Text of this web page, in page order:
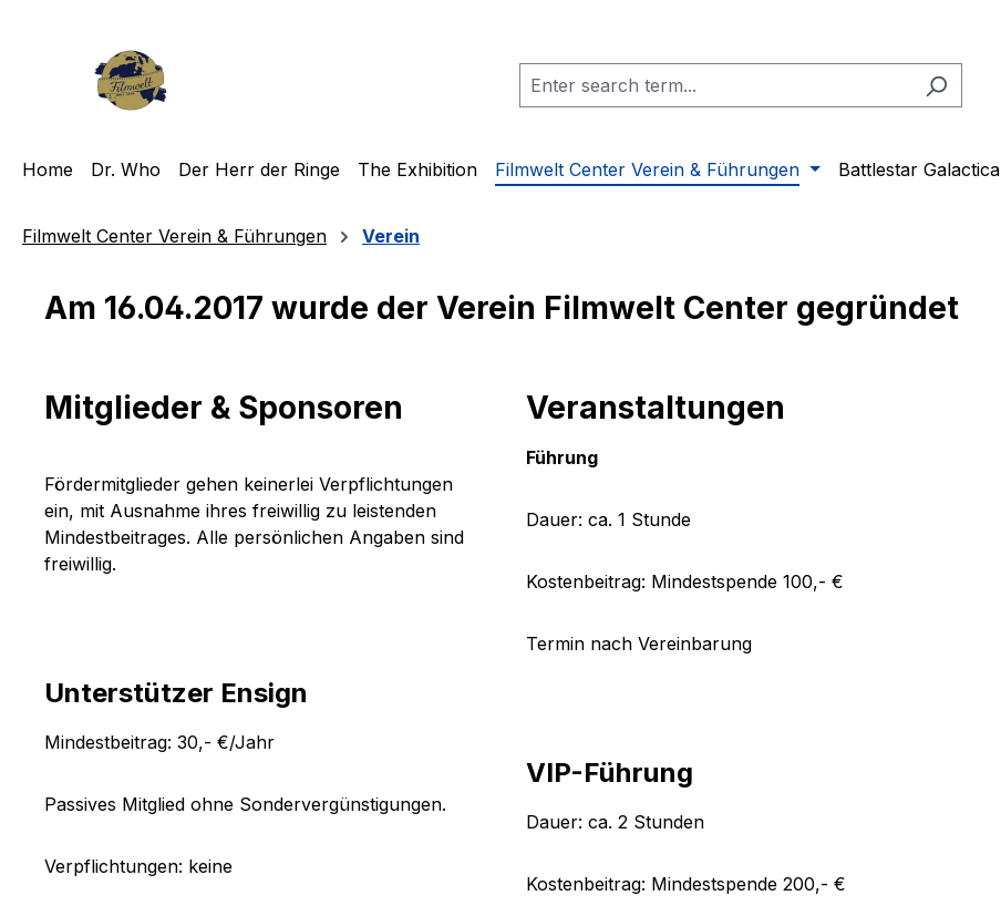
Home Dr. Who Der Herr der Ringe The Exhibition Filmwelt Center Verein & Führungen Battlestar Galactica
Filmwelt Center Verein & Führungen Verein
Am 16.04.2017 wurde der Verein Filmwelt Center gegründet
Mitglieder & Sponsoren
Fördermitglieder gehen keinerlei Verpflichtungen
ein, mit Ausnahme ihres freiwillig zu leistenden
Mindestbeitrages. Alle persönlichen Angaben sind
freiwillig.
Unterstützer Ensign
Mindestbeitrag: 30,- €/Jahr
Passives Mitglied ohne Sondervergünstigungen.
Verpflichtungen: keine
Veranstaltungen
Führung
Dauer: ca. 1 Stunde
Kostenbeitrag: Mindestspende 100,- €
Termin nach Vereinbarung
VIP-Führung
Dauer: ca. 2 Stunden
Kostenbeitrag: Mindestspende 200,- €